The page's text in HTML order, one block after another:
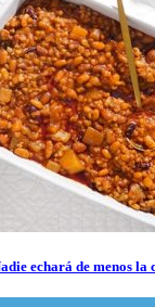
echará de menos la